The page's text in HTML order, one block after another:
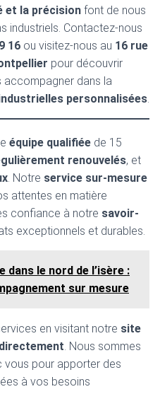
et la précision font de nous
industriels. Contactez-nous
16 ou visitez-nous au 16 rue
pour découvrir
dans la
personnalisées.
équipe qualifiée de 15
renouvelés, et
. Notre service sur-mesure
attentes en matière
confiance à notre savoir-
exceptionnels et durables.
dans le nord de l’isère :
sur mesure
en visitant notre site
. Nous sommes
vous pour apporter des
à vos besoins